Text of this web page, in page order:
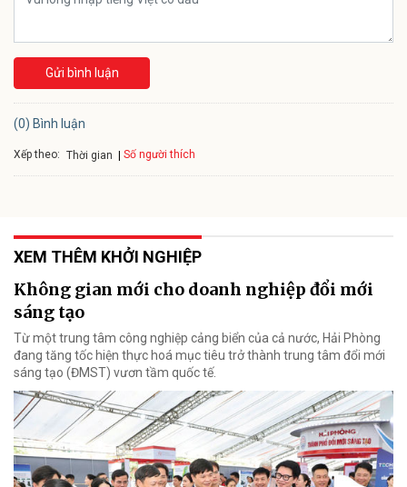
Gửi bình luận
(0) Bình luận
Xếp theo: Thời gian Số người thích
XEM THÊM KHỞI NGHIỆP
Không gian mới cho doanh nghiệp đổi mới
sáng tạo
Từ một trung tâm công nghiệp cảng biển của cả nước, Hải Phòng
đang tăng tốc hiện thực hoá mục tiêu trở thành trung tâm đổi mới
sáng tạo (ĐMST) vươn tầm quốc tế.